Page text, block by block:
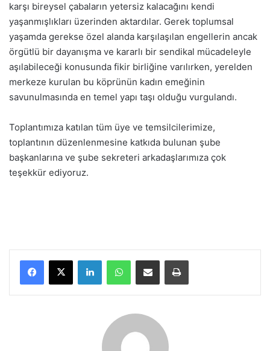
karşı bireysel çabaların yetersiz kalacağını kendi
yaşanmışlıkları üzerinden aktardılar. Gerek toplumsal
yaşamda gerekse özel alanda karşılaşılan engellerin ancak
örgütlü bir dayanışma ve kararlı bir sendikal mücadeleyle
aşılabileceği konusunda fikir birliğine varılırken, yerelden
merkeze kurulan bu köprünün kadın emeğinin
savunulmasında en temel yapı taşı olduğu vurgulandı.
Toplantımıza katılan tüm üye ve temsilcilerimize,
toplantının düzenlenmesine katkıda bulunan şube
başkanlarına ve şube sekreteri arkadaşlarımıza çok
teşekkür ediyoruz.